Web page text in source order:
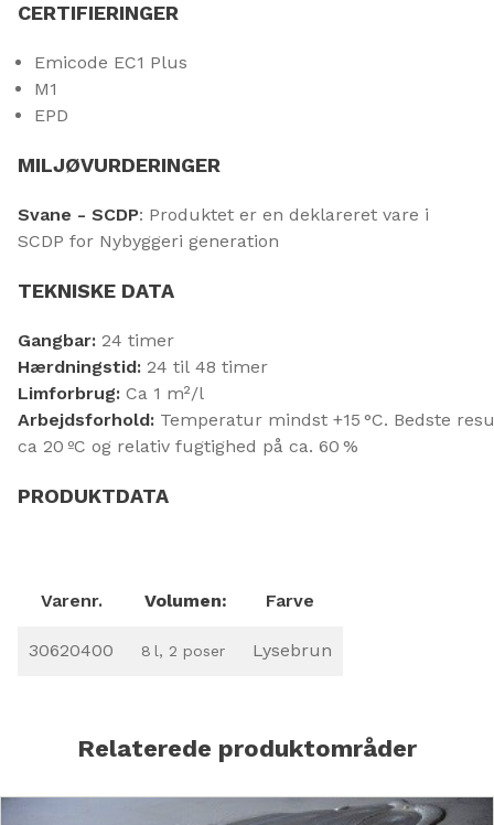
CERTIFIERINGER
Emicode EC1 Plus
M1
EPD
MILJØVURDERINGER
Svane - SCDP: Produktet er en deklareret vare i
SCDP for Nybyggeri generation
TEKNISKE DATA
Gangbar: 24 timer
Hærdningstid: 24 til 48 timer
Limforbrug: Ca 1 m²/l
Arbejdsforhold: Temperatur mindst +15 °C. Bedste
ca 20 ºC og relativ fugtighed på ca. 60 %
PRODUKTDATA
Varenr. Volumen: Farve
30620400 8 l, 2 poser Lysebrun
Relaterede produktområder